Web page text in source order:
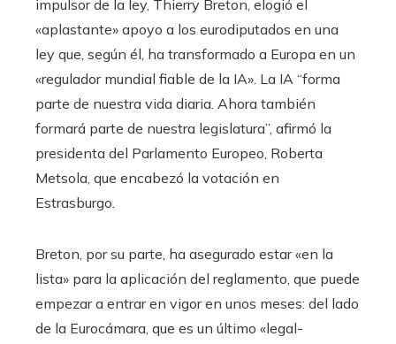
impulsor de la ley, Thierry Breton, elogió el
«aplastante» apoyo a los eurodiputados en una
ley que, según él, ha transformado a Europa en un
«regulador mundial fiable de la IA». La IA “forma
parte de nuestra vida diaria. Ahora también
formará parte de nuestra legislatura”, afirmó la
presidenta del Parlamento Europeo, Roberta
Metsola, que encabezó la votación en
Estrasburgo.
Breton, por su parte, ha asegurado estar «en la
lista» para la aplicación del reglamento, que puede
empezar a entrar en vigor en unos meses: del lado
de la Eurocámara, que es un último «legal-